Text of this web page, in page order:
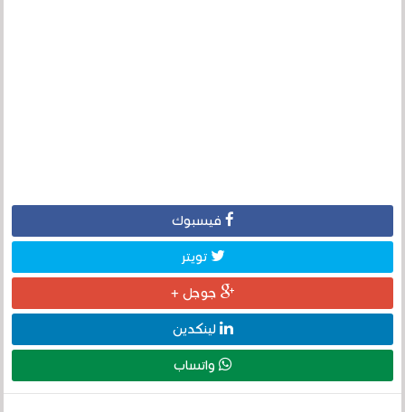
فيسبوك
تويتر
جوجل +
لينكدين
واتساب